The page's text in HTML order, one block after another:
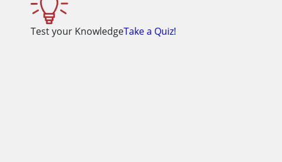
Test your KnowledgeTake a Quiz!